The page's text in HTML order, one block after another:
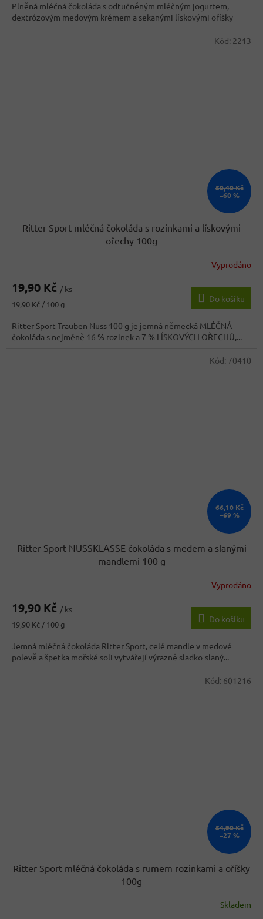
Plněná mléčná čokoláda s odtučněným mléčným jogurtem,
dextrózovým medovým krémem a sekanými lískovými oříšky
50,40 Kč
–60 %
Ritter Sport mléčná čokoláda s rozinkami a lískovými
ořechy 100g
produktu
5,0
z
5
hvězdiček.
Vyprodáno
19,90 Kč / ks
Měrná
19,90 Kč / 100 g
Do košíku
Ritter Sport Trauben Nuss 100 g je jemná německá MLÉČNÁ
čokoláda s nejméně 16 % rozinek a 7 % LÍSKOVÝCH OŘECHŮ,...
Kód: 2213
66,10 Kč
–69 %
Ritter Sport NUSSKLASSE čokoláda s medem a slanými
mandlemi 100 g
Vyprodáno
19,90 Kč / ks
Měrná
19,90 Kč / 100 g
Do košíku
Jemná mléčná čokoláda Ritter Sport, celé mandle v medové
polevě a špetka mořské soli vytvářejí výrazně sladko-slaný...
Kód: 70410
54,90 Kč
–27 %
Ritter Sport mléčná čokoláda s rumem rozinkami a oříšky
100g
Skladem
Kód: 601216